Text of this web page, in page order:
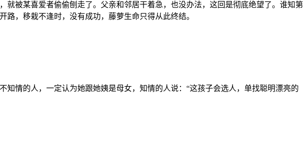
被某喜爱者偷偷刨走了。父亲和邻居干着急，也没办法，这回是彻底绝望了。谁知第
，移栽不逢时，没有成功，藤萝生命只得从此终结。
情的人，一定认为她跟她姨是母女，知情的人说：“这孩子会选人，单找聪明漂亮的